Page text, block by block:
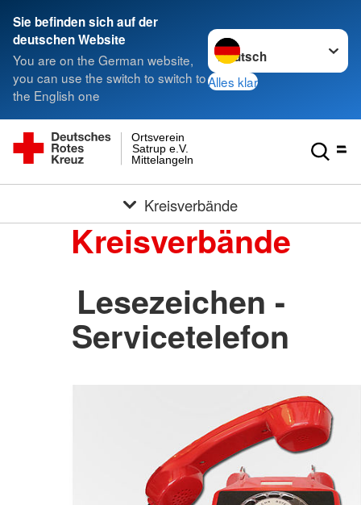
Sie befinden sich auf der
deutschen Website
You are on the German website,
you can use the switch to switch to
the English one
Sprache wechseln zu
Alles klar
Mittelangeln
Satrup e.V.
Ortsverein
Kreisverbände
Kreisverbände
Lesezeichen -
Servicetelefon